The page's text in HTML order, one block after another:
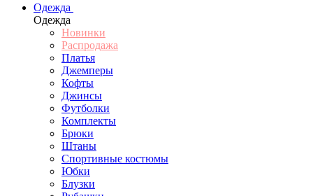
Одежда
Одежда
Новинки
Распродажа
Платья
Джемперы
Кофты
Джинсы
Футболки
Комплекты
Брюки
Штаны
Спортивные костюмы
Юбки
Блузки